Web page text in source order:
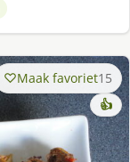
Maak favoriet15
👍